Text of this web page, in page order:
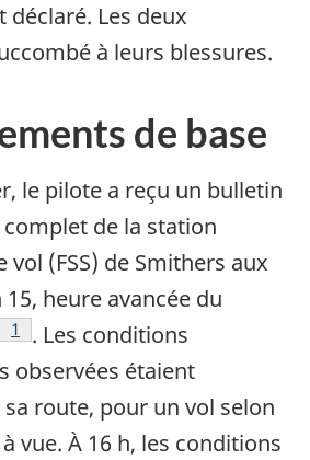
déclaré. Les deux
à leurs blessures.
de base
le pilote a reçu un bulletin
de la station
(FSS) de Smithers aux
heure avancée du
Note de bas de page
1
. Les conditions
observées étaient
route, pour un vol selon
vue. À 16 h, les conditions